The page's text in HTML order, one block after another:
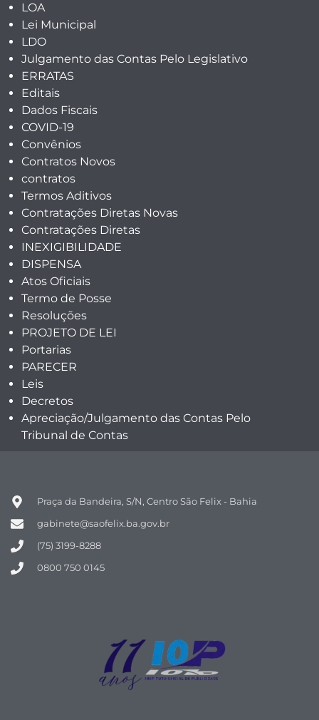
LOA
Lei Municipal
LDO
Julgamento das Contas Pelo Legislativo
ERRATAS
Editais
Dados Fiscais
COVID-19
Convênios
Contratos Novos
contratos
Termos Aditivos
Contratações Diretas Novas
Contratações Diretas
INEXIGIBILIDADE
DISPENSA
Atos Oficiais
Termo de Posse
Resoluções
PROJETO DE LEI
Portarias
PARECER
Leis
Decretos
Apreciação/Julgamento das Contas Pelo
Tribunal de Contas
Praça da Bandeira, S/N, Centro São Felix - Bahia
gabinete@saofelix.ba.gov.br
(75) 3199-8288
0800 750 0145